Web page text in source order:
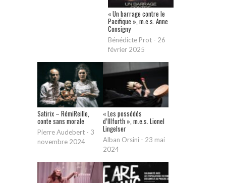
« Un barrage contre le
Pacifique », m.e.s. Anne
Consigny
Bénédicte Prot - 26
février 2025
Satirix – RémiReille,
conte sans morale
Pierre Audebert - 3
novembre 2024
« Les possédés
d’Illfurth », m.e.s. Lionel
Lingelser
Alban Orsini - 23 mai
2024